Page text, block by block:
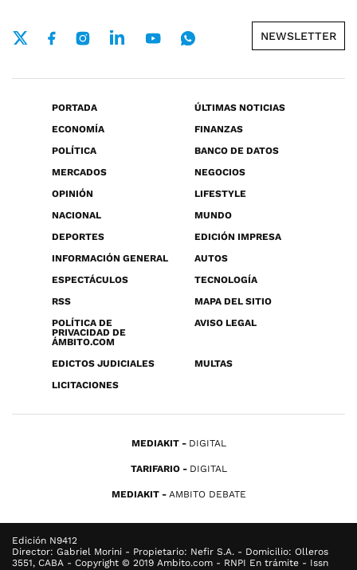
NEWSLETTER
PORTADA
ÚLTIMAS NOTICIAS
ECONOMÍA
FINANZAS
POLÍTICA
BANCO DE DATOS
MERCADOS
NEGOCIOS
OPINIÓN
LIFESTYLE
NACIONAL
MUNDO
DEPORTES
EDICIÓN IMPRESA
INFORMACIÓN GENERAL
AUTOS
ESPECTÁCULOS
TECNOLOGÍA
RSS
MAPA DEL SITIO
POLÍTICA DE
PRIVACIDAD DE
ÁMBITO.COM
AVISO LEGAL
EDICTOS JUDICIALES
MULTAS
LICITACIONES
MEDIAKIT DIGITAL
TARIFARIO DIGITAL
MEDIAKIT AMBITO DEBATE
Edición N9412
Director: Gabriel Morini - Propietario: Nefir S.A. - Domicilio: Olleros
3551, CABA - Copyright © 2019 Ambito.com - RNPI En trámite - Issn